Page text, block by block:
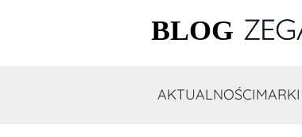
AKTUALNOŚCIMARKI